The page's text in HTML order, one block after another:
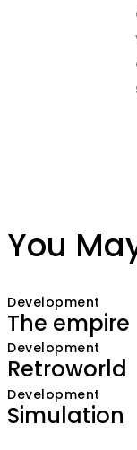
You
Development
The empire
Development
Retroworld
Development
Simulation